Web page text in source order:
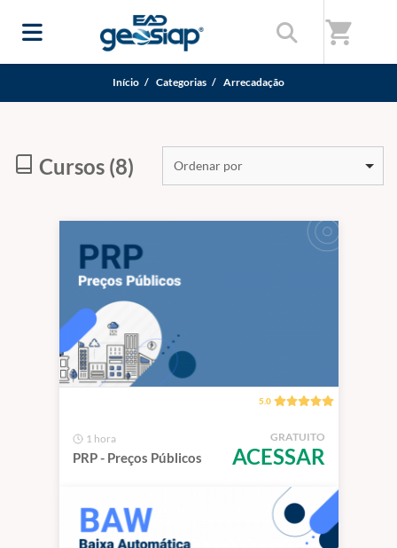
shopping_cart
Início / Categorias / Arrecadação
Cursos (8) Ordenar por
5.0
1 hora
PRP - Preços Públicos
GRATUITO
ACESSAR